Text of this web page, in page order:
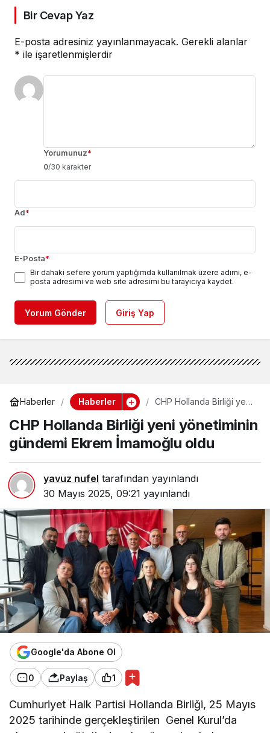
Bir Cevap Yaz
E-posta adresiniz yayınlanmayacak. Gerekli alanlar
* ile işaretlenmişlerdir
Yorumunuz*
0/30 karakter
Ad*
E-Posta*
Bir dahaki sefere yorum yaptığımda kullanılmak üzere adımı, e-
posta adresimi ve web site adresimi bu tarayıcıya kaydet.
Yorum Gönder Giriş Yap
Haberler Haberler
CHP Hollanda Birliği yeni
Ekrem İmamoğlu oldu
CHP Hollanda Birliği yeni yönetiminin
gündemi Ekrem İmamoğlu oldu
yavuz nufel tarafından yayınlandı
30 Mayıs 2025, 09:21 yayınlandı
Google'da Abone Ol
0 Paylaş 1
Cumhuriyet Halk Partisi Hollanda Birliği, 25 Mayıs
2025 tarihinde gerçekleştirilen Genel Kurul’da